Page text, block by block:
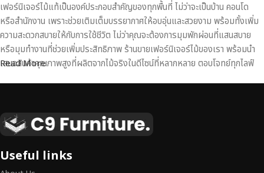
เฟอร์นิเจอร์ไม้แท้เป็นองค์ประกอบสำคัญของทุกพื้นที่ ไม่ว่าจะเป็นบ้าน คอนโด
หรือสำนักงาน เพราะช่วยเติมเต็มบรรยากาศให้อบอุ่นและสวยงาม พร้อมทั้งเพิ่ม
ความสะดวกสบายให้กับการใช้ชีวิต ไม่ว่าคุณจะต้องการมุมพักผ่อนที่แสนสบาย
หรือมุมทำงานที่ช่วยเพิ่มประสิทธิภาพ ร้านขายเฟอร์นิเจอร์ไม้ของเรา พร้อมนำ
เสนอสินค้าคุณภาพสูงที่ผลิตจากไม้จริงในดีไซน์ที่หลากหลาย ตอบโจทย์ทุกไลฟ์
เหนือระดับ
เฟอร์นิเจอร์ไม้ไม่ใช่เพียงของตกแต่ง แต่เป็นงานศิลปะที่สะท้อนถึงรสนิยมและ
Read More
Useful links